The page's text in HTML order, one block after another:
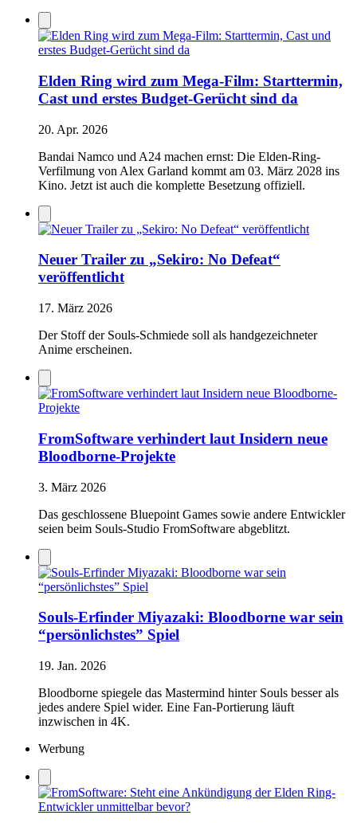
Elden Ring wird zum Mega-Film: Starttermin,
Cast und erstes Budget-Gerücht sind da
20. Apr. 2026
Bandai Namco und A24 machen ernst: Die Elden-Ring-
Verfilmung von Alex Garland kommt am 03. März 2028 ins
Kino. Jetzt ist auch die komplette Besetzung offiziell.
Neuer Trailer zu „Sekiro: No Defeat“
veröffentlicht
17. März 2026
Der Stoff der Souls-Schmiede soll als handgezeichneter
Anime erscheinen.
FromSoftware verhindert laut Insidern neue
Bloodborne-Projekte
3. März 2026
Das geschlossene Bluepoint Games sowie andere Entwickler
seien beim Souls-Studio FromSoftware abgeblitzt.
Souls-Erfinder Miyazaki: Bloodborne war sein
“persönlichstes” Spiel
19. Jan. 2026
Bloodborne spiegele das Mastermind hinter Souls besser als
jedes andere Spiel wider. Eine Fan-Portierung läuft
inzwischen in 4K.
Werbung